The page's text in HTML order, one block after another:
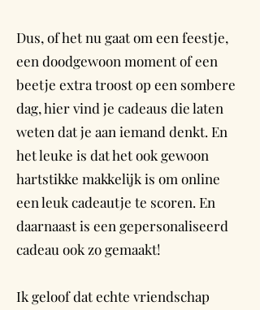
Dus, of het nu gaat om een feestje,
een doodgewoon moment of een
beetje extra troost op een sombere
dag, hier vind je cadeaus die laten
weten dat je aan iemand denkt. En
het leuke is dat het ook gewoon
hartstikke makkelijk is om online
een leuk cadeautje te scoren. En
daarnaast is een gepersonaliseerd
cadeau ook zo gemaakt!
Ik geloof dat echte vriendschap